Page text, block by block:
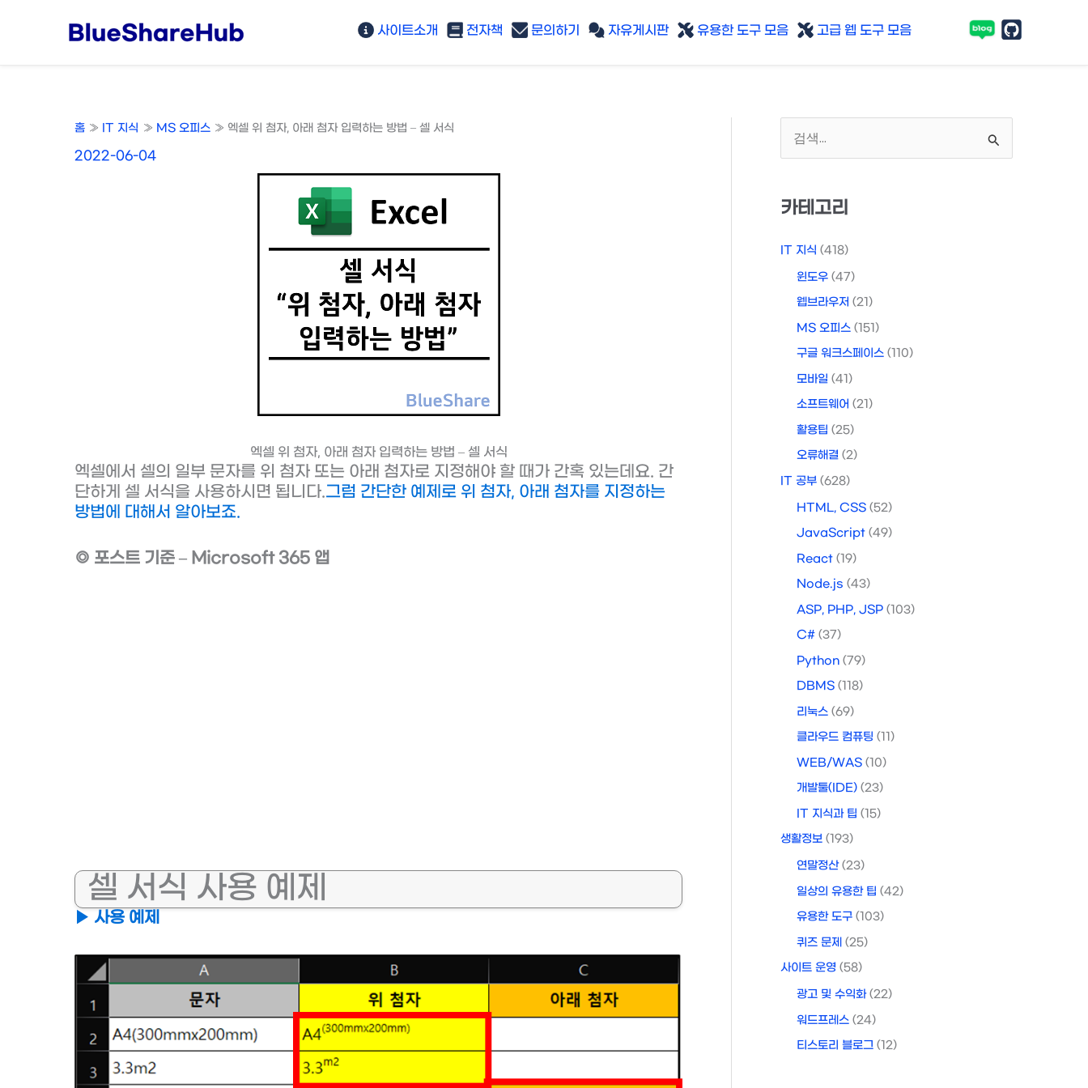
사이트소개 전자책 문의하기 자유게시판 유용한 도구 모음 고급 웹 도구 모음
홈 IT 지식 MS 오피스 엑셀 위 첨자, 아래 첨자 입력하는 방법 – 셀 서식
2022-06-04
엑셀 위 첨자, 아래 첨자 입력하는 방법 – 셀 서식
엑셀에서 셀의 일부 문자를 위 첨자 또는 아래 첨자로 지정해야 할 때가 간혹 있는데요. 간
단하게 셀 서식을 사용하시면 됩니다.그럼 간단한 예제로 위 첨자, 아래 첨자를 지정하는
방법에 대해서 알아보죠.
◎ 포스트 기준 – Microsoft 365 앱
셀 서식 사용 예제
▶ 사용 예제
색
상
카테고리
IT 지식 (418)
윈도우 (47)
웹브라우저 (21)
MS 오피스 (151)
구글 워크스페이스 (110)
모바일 (41)
소프트웨어 (21)
활용팁 (25)
오류해결 (2)
IT 공부 (628)
HTML, CSS (52)
JavaScript (49)
React (19)
Node.js (43)
ASP, PHP, JSP (103)
C# (37)
Python (79)
DBMS (118)
리눅스 (69)
클라우드 컴퓨팅 (11)
WEB/WAS (10)
개발툴(IDE) (23)
IT 지식과 팁 (15)
생활정보 (193)
연말정산(23)
일상의 유용한 팁 (42)
유용한 도구 (103)
퀴즈 문제 (25)
사이트 운영 (58)
광고 및 수익화(22)
워드프레스 (24)
티스토리 블로그 (12)